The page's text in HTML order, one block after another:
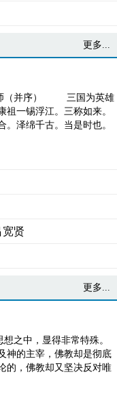
更多...
师（并序） 三国为英雄
祖一锡浮江。三称如来。
。泽绵千古。当是时也。
宽贤
更多...
之中，显得非常特殊。
神的主宰，佛教却是彻底
的，佛教却又坚决反对唯